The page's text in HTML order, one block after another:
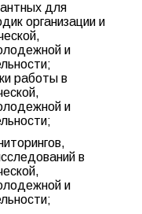
для
организации и
и
работы в
и
в
и